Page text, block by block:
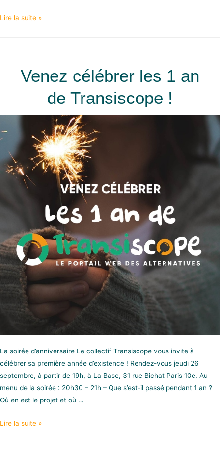
Lire la suite »
Venez célébrer les 1 an
de Transiscope !
La soirée d’anniversaire Le collectif Transiscope vous invite à
célébrer sa première année d’existence ! Rendez-vous jeudi 26
septembre, à partir de 19h, à La Base, 31 rue Bichat Paris 10e. Au
menu de la soirée : 20h30 – 21h – Que s’est-il passé pendant 1 an ?
Où en est le projet et où …
Lire la suite »